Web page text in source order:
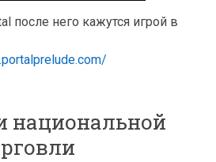
после него кажутся игрой в
национальной